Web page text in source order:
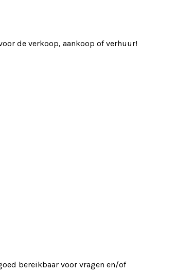
de verkoop, aankoop of verhuur!
bereikbaar voor vragen en/of